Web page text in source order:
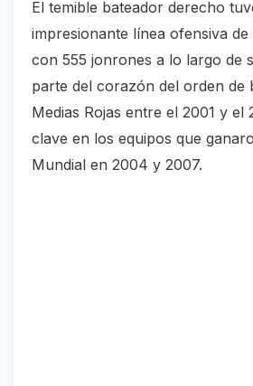
El temible bateador derecho
impresionante línea ofensiva de
con 555 jonrones a lo largo de
parte del corazón del orden de
Medias Rojas entre el 2001 y el
clave en los equipos que
Mundial en 2004 y 2007.